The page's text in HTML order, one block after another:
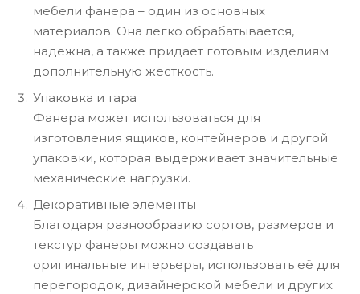
мебели фанера – один из основных
материалов. Она легко обрабатывается,
надёжна, а также придаёт готовым изделиям
дополнительную жёсткость.
Упаковка и тара
Фанера может использоваться для
изготовления ящиков, контейнеров и другой
упаковки, которая выдерживает значительные
механические нагрузки.
Декоративные элементы
Благодаря разнообразию сортов, размеров и
текстур фанеры можно создавать
оригинальные интерьеры, использовать её для
перегородок, дизайнерской мебели и других